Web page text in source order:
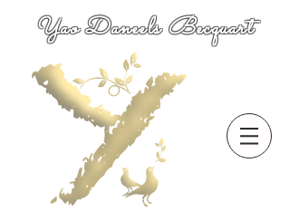
Yao Daneels Becquart